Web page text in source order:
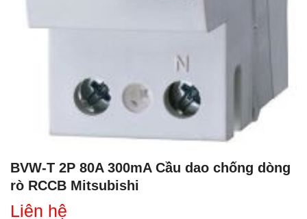
BVW-T 2P 80A 300mA Cầu dao chống dòng
rò RCCB Mitsubishi
Liên hệ